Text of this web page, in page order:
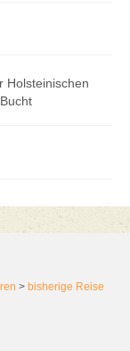
Holsteinischen
> bisherige Reise